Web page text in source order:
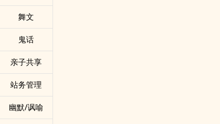
舞文
鬼话
亲子共享
站务管理
幽默/讽喻